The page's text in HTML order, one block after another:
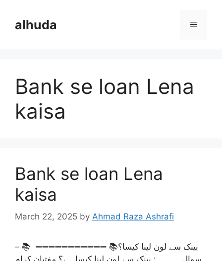
contentalhuda Menu
Bank se loan Lena
kaisa
Bank se loan Lena
kaisa
March 22, 2025 by Ahmad Raza Ashrafi
– 📚بینک سے لون لینا کیسا؟📚 ➖➖➖➖➖➖➖➖➖➖➖
سوال ……….: بینک سے لون لینا کیسا ہے؟ مفتیان کرام